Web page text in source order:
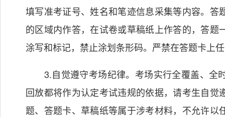
填写准考证号、姓名和笔迹信息采集等内容。
的区域内作答，在试卷或草稿纸上作答的，答
涂写和标记，禁止涂划条形码。严禁在答题卡上
3.自觉遵守考场纪律。考场实行全覆盖、全
回放都将作为认定考试违规的依据，请考生自
题、答题卡、草稿纸等属于涉考材料，不允许